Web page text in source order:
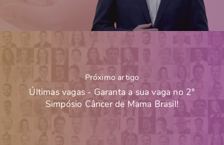
Próximo artigo
Últimas vagas - Garanta a sua vaga no 2°
Simpósio Câncer de Mama Brasil!